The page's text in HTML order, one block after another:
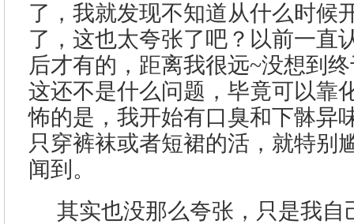
了，我就发现不知道从什么时候
了，这也太夸张了吧？以前一直
后才有的，距离我很远~没想到
这还不是什么问题，毕竟可以靠
怖的是，我开始有口臭和下骵异
只穿裤袜或者短裙的活，就特别
闻到。
其实也没那么夸张，只是我自